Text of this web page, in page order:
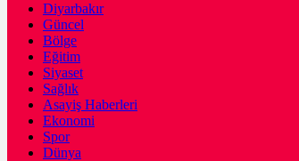
Diyarbakır
Güncel
Bölge
Eğitim
Siyaset
Sağlık
Asayiş Haberleri
Ekonomi
Spor
Dünya